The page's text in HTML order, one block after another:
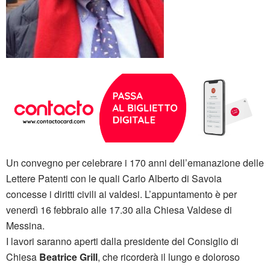
Un convegno per celebrare i 170 anni dell’emanazione delle
Lettere Patenti con le quali Carlo Alberto di Savoia
concesse i diritti civili ai valdesi. L’appuntamento è per
venerdì 16 febbraio alle 17.30 alla Chiesa Valdese di
Messina.
I lavori saranno aperti dalla presidente del Consiglio di
Chiesa Beatrice Grill, che ricorderà il lungo e doloroso